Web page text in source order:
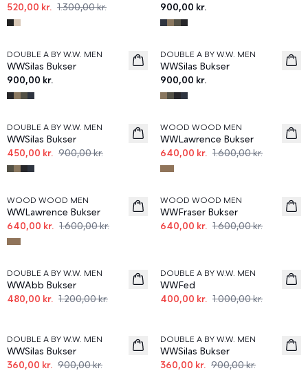
520,00 kr. 1.300,00 kr.
900,00 kr.
DOUBLE A BY W.W. MEN
WWSilas Bukser
900,00 kr.
DOUBLE A BY W.W. MEN
WWSilas Bukser
900,00 kr.
50%
DOUBLE A BY W.W. MEN
WWSilas Bukser
450,00 kr. 900,00 kr.
60%
WOOD WOOD MEN
WWLawrence Bukser
640,00 kr. 1.600,00 kr.
60%
WOOD WOOD MEN
WWLawrence Bukser
640,00 kr. 1.600,00 kr.
60%
WOOD WOOD MEN
WWFraser Bukser
640,00 kr. 1.600,00 kr.
60%
DOUBLE A BY W.W. MEN
WWAbb Bukser
480,00 kr. 1.200,00 kr.
DOUBLE A BY W.W. MEN
WWFed
400,00 kr. 1.000,00 kr.
DOUBLE A BY W.W. MEN
WWSilas Bukser
360,00 kr. 900,00 kr.
DOUBLE A BY W.W. MEN
WWSilas Bukser
360,00 kr. 900,00 kr.